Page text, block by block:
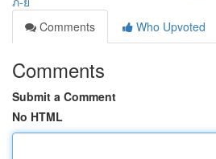
Comments
Who Upvoted
Comments
Submit a Comment
No HTML